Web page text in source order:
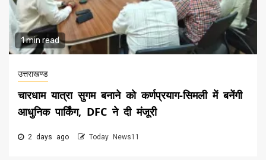
1 min read
उत्तराखण्ड
चारधाम यात्रा सुगम बनाने को कर्णप्रयाग-सिमली में बनेंगी
आधुनिक पार्किंग, DFC ने दी मंजूरी
2 days ago Today News11